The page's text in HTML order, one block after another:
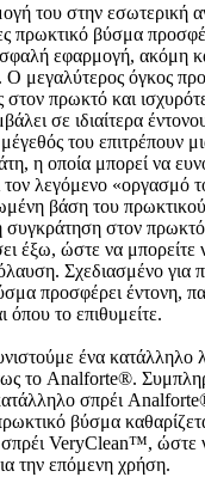
του στην εσωτερική
πρωκτικό βύσμα
εφαρμογή, ακόμη
μεγαλύτερος όγκος
στον πρωκτό και
σε ιδιαίτερα
του επιτρέπουν
η οποία μπορεί να
τον λεγόμενο «οργασμό
βάση του
συγκράτηση στον πρωκτό
έξω, ώστε να μπορείτε
Σχεδιασμένο για
προσφέρει έντονη,
όπου το επιθυμείτε.
ένα κατάλληλο
το Analforte®.
σπρέι
βύσμα
σπρέι VeryClean™, ώστε
την επόμενη χρήση.